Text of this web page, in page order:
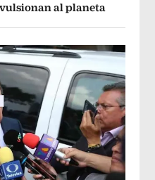
al planeta